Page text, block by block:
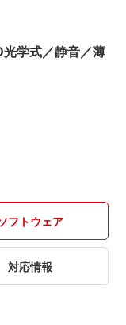
学式／静音／薄
フトウェア
対応情報